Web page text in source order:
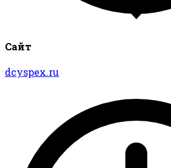
Сайт
dcyspex.ru